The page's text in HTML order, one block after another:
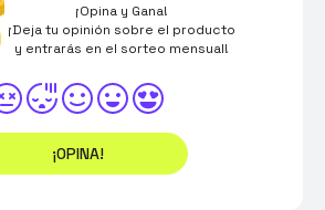
¡Opina y Gana!
¡Deja tu opinión sobre el producto
y entrarás en el sorteo mensual!
¡OPINA!